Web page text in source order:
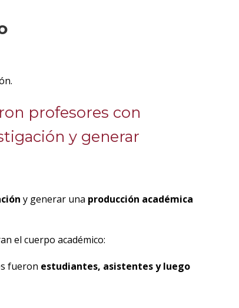
profesores con
y generar
y generar una producción académica
el cuerpo académico:
fueron estudiantes, asistentes y luego